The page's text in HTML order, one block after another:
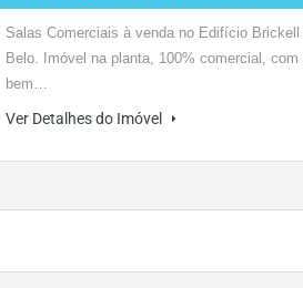
Salas Comerciais à venda no Edifício
Belo. Imóvel na planta, 100% comercial,
bem…
Ver Detalhes do Imóvel